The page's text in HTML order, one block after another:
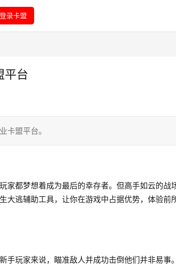
录卡盟
平台
卡盟平台。
家都梦想着成为最后的幸存者。但高手如云的战
大逃辅助工具，让你在游戏中占据优势，体验前
手玩家来说，瞄准敌人并成功击倒他们并非易事